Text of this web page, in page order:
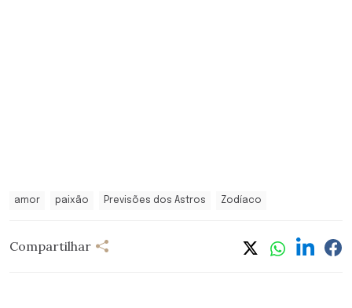
amor paixão Previsões dos Astros Zodíaco
Compartilhar